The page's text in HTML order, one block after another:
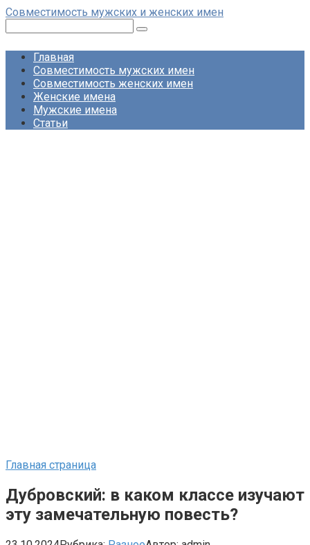
Перейти
контенту
Совместимость мужских и женских имен
Главная
Совместимость мужских имен
Совместимость женских имен
Женские имена
Мужские имена
Статьи
Главная страница
Дубровский: в каком классе изучают
эту замечательную повесть?